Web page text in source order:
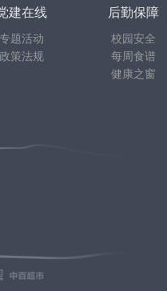
建在线
专题活动
政策法规
后勤保障
校园安全
每周食谱
健康之窗